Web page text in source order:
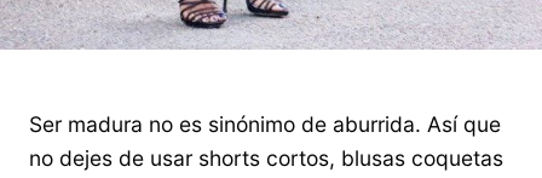
Ser madura no es sinónimo de aburrida. Así que
no dejes de usar shorts cortos, blusas coquetas